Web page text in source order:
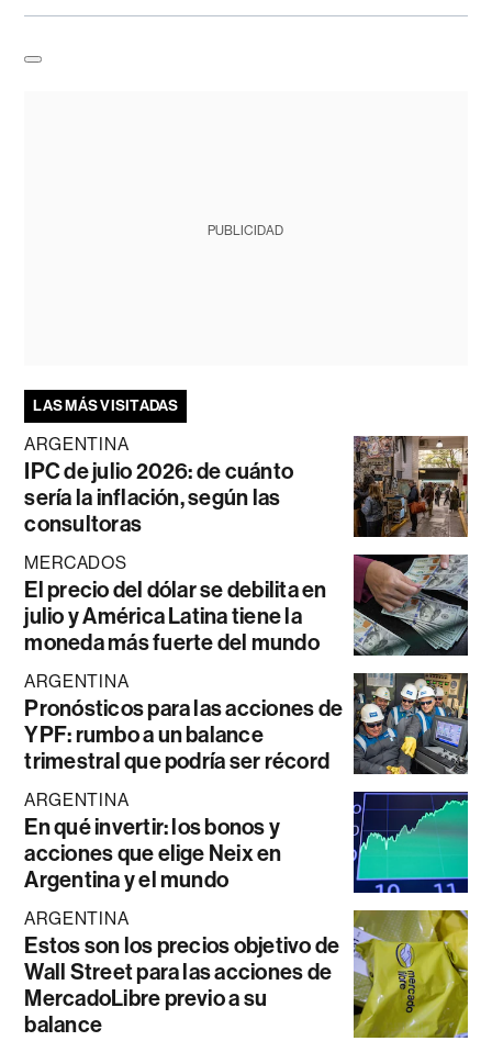
PUBLICIDAD
LAS MÁS VISITADAS
ARGENTINA
IPC de julio 2026: de cuánto
sería la inflación, según las
consultoras
MERCADOS
El precio del dólar se debilita en
julio y América Latina tiene la
moneda más fuerte del mundo
ARGENTINA
Pronósticos para las acciones de
YPF: rumbo a un balance
trimestral que podría ser récord
ARGENTINA
En qué invertir: los bonos y
acciones que elige Neix en
Argentina y el mundo
ARGENTINA
Estos son los precios objetivo de
Wall Street para las acciones de
MercadoLibre previo a su
balance